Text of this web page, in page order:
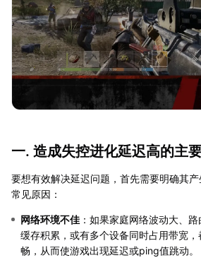
一. 造成失控进化延迟高的主
要想有效解决延迟问题，首先需要明确其
常见原因：
网络环境不佳 ：如果家庭网络波动大、
缓存积累，或有多个设备同时占用带宽
畅，从而使游戏出现延迟或ping值跳动。